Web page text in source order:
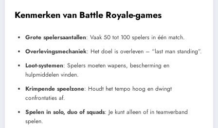
Kenmerken van Battle Royale-games
Grote spelersaantallen: Vaak 50 tot 100 spelers in één match.
Overlevingsmechaniek: Het doel is overleven – “last man standing”.
Loot-systemen: Spelers moeten wapens, bescherming en
hulpmiddelen vinden.
Krimpende speelzone: Houdt het tempo hoog en dwingt
confrontaties af.
Spelen in solo, duo of squads: Je kunt alleen of in teamverband
spelen.